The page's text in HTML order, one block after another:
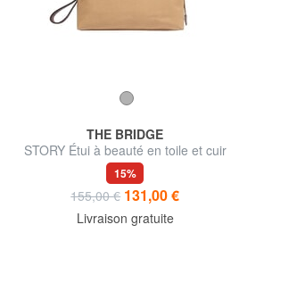
THE BRIDGE
STORY Étui à beauté en toile et cuir
15%
155,00 € 131,00 €
Livraison gratuite